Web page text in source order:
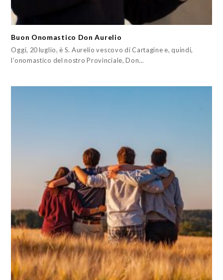
Buon Onomastico Don Aurelio
Oggi, 20 luglio, è S. Aurelio vescovo di Cartagine e, quindi,
l’onomastico del nostro Provinciale, Don…